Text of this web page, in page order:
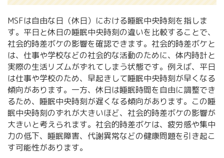
MSFは自由な日（休日）における睡眠中央時刻を指しま
す。平日と休日の睡眠中央時刻の違いを比較することで、
社会的時差ボケの影響を確認できます。社会的時差ボケと
は、仕事や学校などの社会的な活動のために、体内時計と
実際の生活リズムがずれてしまう状態です。例えば、平日
は仕事や学校のため、早起きして睡眠中央時刻が早くなる
傾向があります。一方、休日は睡眠時間を自由に調整でき
るため、睡眠中央時刻が遅くなる傾向があります。この睡
眠中央時刻のずれが大きいほど、社会的時差ボケの影響が
大きいと考えられます。社会的時差ボケは、疲労感や集中
力の低下、睡眠障害、代謝異常などの健康問題を引き起こ
す可能性があります。